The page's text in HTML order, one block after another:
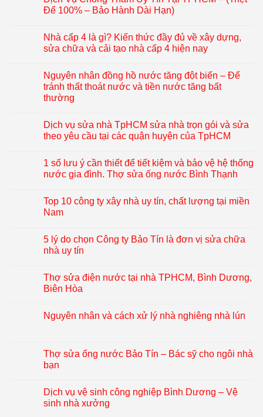
Để 100% – Bảo Hành Dài Hạn)
Nhà cấp 4 là gì? Kiến thức đầy đủ về xây dựng,
sửa chữa và cải tạo nhà cấp 4 hiện nay
Nguyên nhân đồng hồ nước tăng đột biến – Để
tránh thất thoát nước và tiền nước tăng bất
thường
Dịch vụ sửa nhà TpHCM sửa nhà trọn gói và sửa
theo yêu cầu tại các quận huyện của TpHCM
1 số lưu ý cần thiết để tiết kiệm và bảo vệ hệ thống
nước gia đình. Thợ sửa ống nước Bình Thạnh
Top 10 công ty xây nhà uy tín, chất lượng tại miền
Nam
5 lý do chọn Công ty Bảo Tín là đơn vị sửa chữa
nhà uy tín
Thợ sửa điện nước tại nhà TPHCM, Bình Dương,
Biên Hòa
Nguyên nhân và cách xử lý nhà nghiêng nhà lún
Thợ sửa ống nước Bảo Tín – Bác sỹ cho ngôi nhà
bạn
Dịch vụ vệ sinh công nghiệp Bình Dương – Vệ
sinh nhà xưởng